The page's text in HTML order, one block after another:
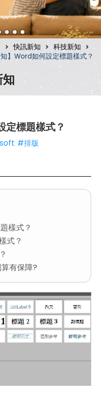
快訊新知
科技新知
知】Word如何設定標題樣式？
定標題樣式？
#排版
樣式？
式？
有保障?